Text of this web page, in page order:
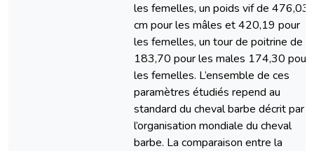
les femelles, un poids vif de 476,03
cm pour les mâles et 420,19 pour
les femelles, un tour de poitrine de
183,70 pour les males 174,30 pour
les femelles. L’ensemble de ces
paramètres étudiés repend au
standard du cheval barbe décrit par
l’organisation mondiale du cheval
barbe. La comparaison entre la